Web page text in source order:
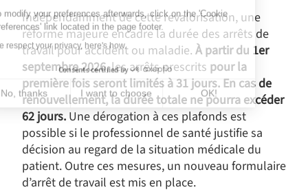
Indépendamment de cette revalorisation, une
réforme majeure encadre la durée des arrêts de
travail pour accident ou maladie. À partir du 1er
septembre 2026, les arrêts prescrits pour la
première fois seront limités à 31 jours. En cas de
renouvellement, la durée totale ne pourra excéder
62 jours. Une dérogation à ces plafonds est
possible si le professionnel de santé justifie sa
décision au regard de la situation médicale du
patient. Outre ces mesures, un nouveau formulaire
d’arrêt de travail est mis en place.
To modify your preferences afterwards, click on the 'Cookie
Preferences' link located in the page footer.
We respect your privacy, here's how.
Consents certified by
No, thanks I want to choose
Axeptio consent
Consent Management Platform: Personalize Your Options
Our platform empowers you to tailor and manage your